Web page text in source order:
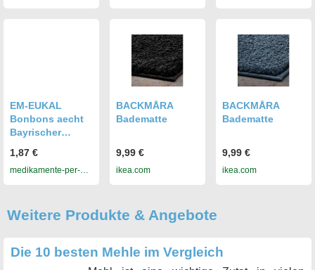
EM-EUKAL
Bonbons aecht
Bayrischer
gg.Azh 100 g
1,87 €
medikamente-per-
BACKMÅRA
Badematte
9,99 €
ikea.com
BACKMÅRA
Badematte
9,99 €
ikea.com
Weitere Produkte & Angebote
Die 10 besten Mehle im Vergleich